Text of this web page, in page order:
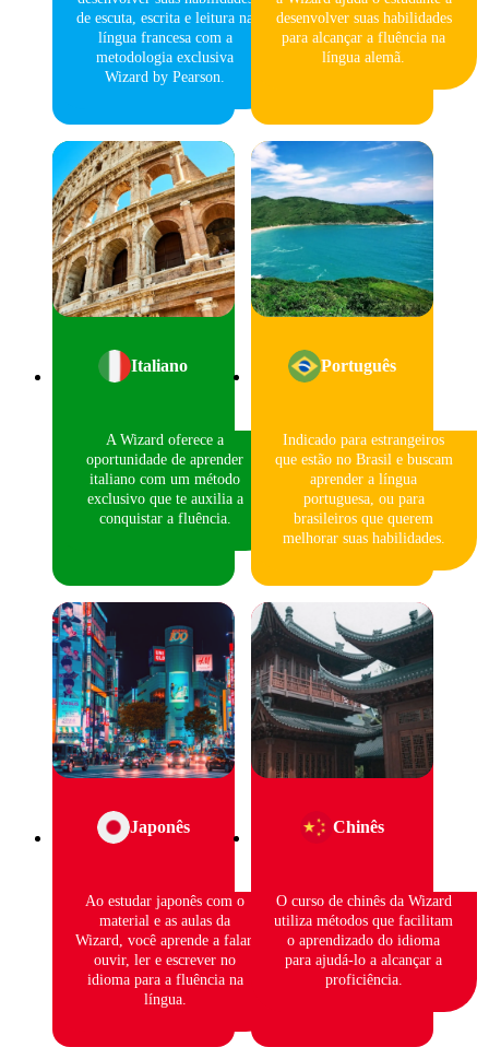
de escuta, escrita e leitura na
língua francesa com a
metodologia exclusiva
Wizard by Pearson.
desenvolver suas habilidades
para alcançar a fluência na
língua alemã.
Italiano
A Wizard oferece a
oportunidade de aprender
italiano com um método
exclusivo que te auxilia a
conquistar a fluência.
Português
Indicado para estrangeiros
que estão no Brasil e buscam
aprender a língua
portuguesa, ou para
brasileiros que querem
melhorar suas habilidades.
Japonês
Ao estudar japonês com o
material e as aulas da
Wizard, você aprende a falar,
ouvir, ler e escrever no
idioma para a fluência na
língua.
Chinês
O curso de chinês da Wizard
utiliza métodos que facilitam
o aprendizado do idioma
para ajudá-lo a alcançar a
proficiência.